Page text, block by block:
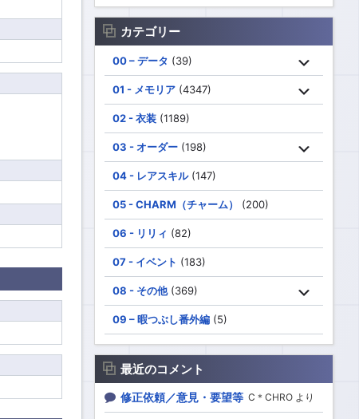
カテゴリー
00 – データ (39)
01 - メモリア (4347)
02 - 衣装 (1189)
03 - オーダー (198)
04 - レアスキル(147)
05 - CHARM（チャーム） (200)
06 - リリィ (82)
07 - イベント (183)
08 - その他(369)
09 – 暇つぶし番外編 (5)
最近のコメント
修正依頼／意見・要望等 C＊CHRO より